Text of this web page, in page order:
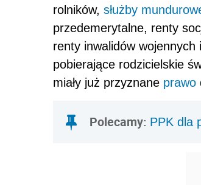
rolników, służby
przedemerytalne, renty
renty inwalidów
pobierające rodzicielskie
miały już przyznane prawo
Polecamy: PPK dla